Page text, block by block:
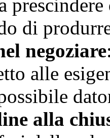
di
negoziare
alle
alla